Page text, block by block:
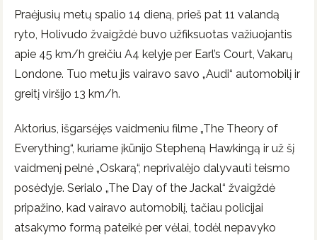
Praėjusių metų spalio 14 dieną, prieš pat 11 valandą
ryto, Holivudo žvaigždė buvo užfiksuotas važiuojantis
apie 45 km/h greičiu A4 kelyje per Earl’s Court, Vakarų
Londone. Tuo metu jis vairavo savo „Audi“ automobilį ir
greitį viršijo 13 km/h.
Aktorius, išgarsėjęs vaidmeniu filme „The Theory of
Everything“, kuriame įkūnijo Stepheną Hawkingą ir už šį
vaidmenį pelnė „Oskarą“, neprivalėjo dalyvauti teismo
posėdyje. Serialo „The Day of the Jackal“ žvaigždė
pripažino, kad vairavo automobilį, tačiau policijai
atsakymo formą pateikė per vėlai, todėl nepavyko